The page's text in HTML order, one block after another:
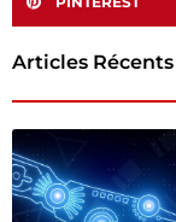
Articles Récents